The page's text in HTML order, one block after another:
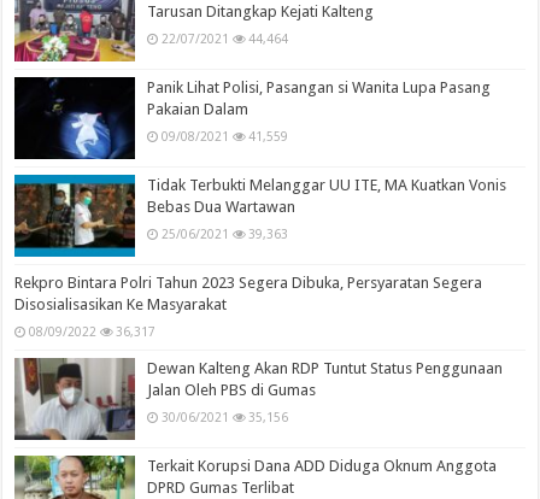
Tarusan Ditangkap Kejati Kalteng
22/07/2021 44,464
Panik Lihat Polisi, Pasangan si Wanita Lupa Pasang
Pakaian Dalam
09/08/2021 41,559
Tidak Terbukti Melanggar UU ITE, MA Kuatkan Vonis
Bebas Dua Wartawan
25/06/2021 39,363
Rekpro Bintara Polri Tahun 2023 Segera Dibuka, Persyaratan Segera
Disosialisasikan Ke Masyarakat
08/09/2022 36,317
Dewan Kalteng Akan RDP Tuntut Status Penggunaan
Jalan Oleh PBS di Gumas
30/06/2021 35,156
Terkait Korupsi Dana ADD Diduga Oknum Anggota
DPRD Gumas Terlibat